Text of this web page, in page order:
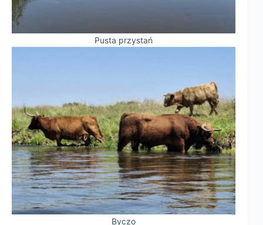
Pusta przystań
Byczo